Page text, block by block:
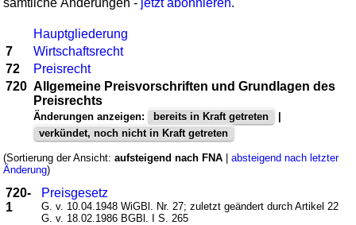
Hauptgliederung
7
Wirtschaftsrecht
72
Preisrecht
720 Allgemeine Preisvorschriften und Grundlagen des
Preisrechts
Änderungen anzeigen: bereits in Kraft getreten
|
verkündet, noch nicht in Kraft getreten
(Sortierung der Ansicht:aufsteigend nach FNA |absteigend nach letzter
Änderung)
720-
1
Preisgesetz
G. v. 10.04.1948 WiGBl. Nr. 27; zuletzt geändert durch Artikel 22
G. v. 18.02.1986 BGBl. I S. 265